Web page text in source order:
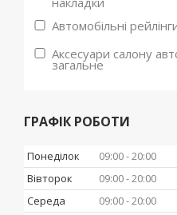
Автомобільні
Аксесуари салону
загальне
ГРАФІК РОБОТИ
Понеділок 09:00 20:00
Вівторок
09:00 20:00
Середа
09:00 20:00